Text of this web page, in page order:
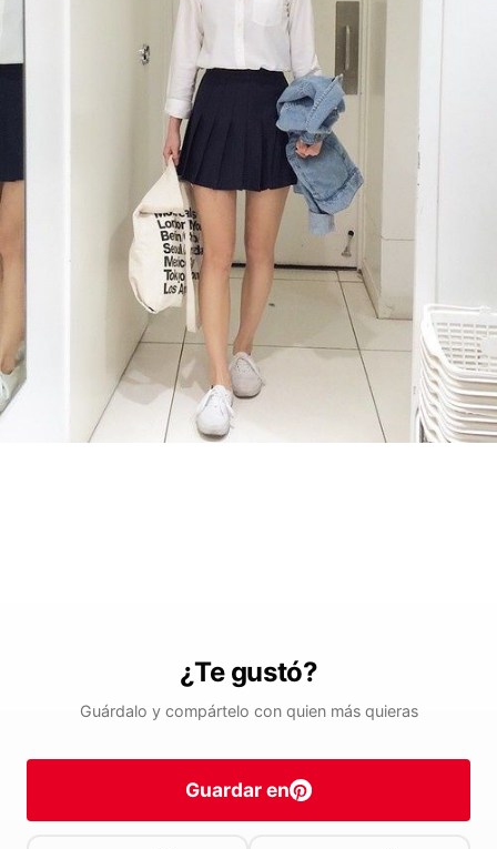
¿Te gustó?
Guárdalo y compártelo con quien más quieras
Guardar en